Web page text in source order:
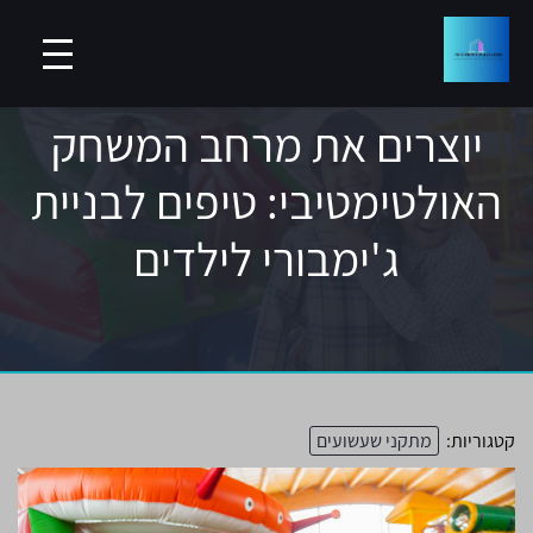
יוצרים את מרחב המשחק
האולטימטיבי: טיפים לבניית
ג'ימבורי לילדים
קטגוריות: מתקני שעשועים